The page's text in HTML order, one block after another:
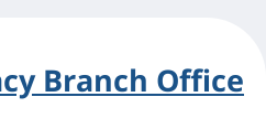
Branch Office